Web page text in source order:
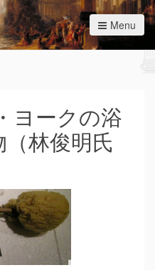
Menu
ヨークの浴
林俊明氏